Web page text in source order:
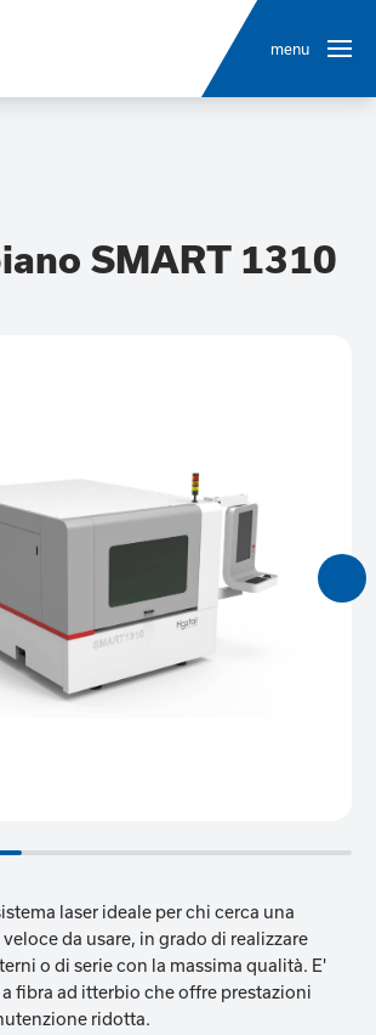
menu
SMART 1310
laser ideale per chi cerca una
da usare, in grado di realizzare
o di serie con la massima qualità. E'
fibra ad itterbio che offre prestazioni
ridotta.